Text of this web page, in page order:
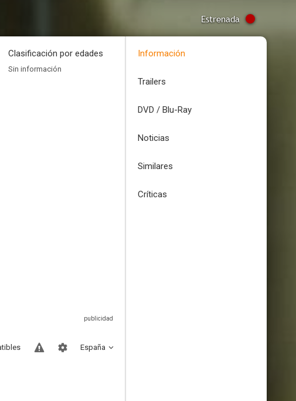
Estrenada
Clasificación por edades
Sin información
España
Información
Trailers
DVD / Blu-Ray
Noticias
Similares
Críticas